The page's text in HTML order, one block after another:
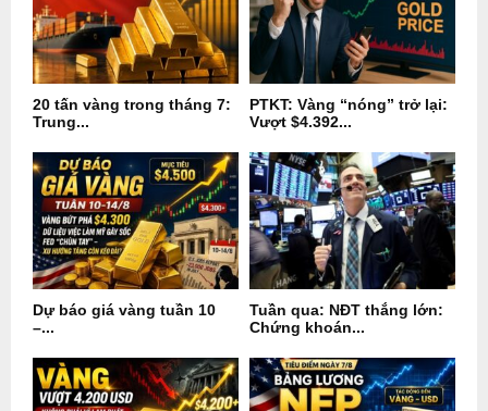
20 tấn vàng trong tháng 7:
Trung...
PTKT: Vàng “nóng” trở lại:
Vượt $4.392...
Dự báo giá vàng tuần 10
–...
Tuần qua: NĐT thắng lớn:
Chứng khoán...